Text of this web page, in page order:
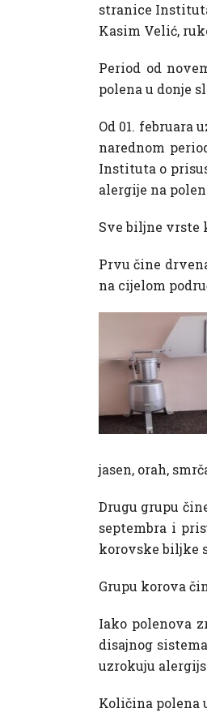
stranice
Kasim Velić,
Period od
polena u donje
Od 01. februara
narednom
Instituta o
alergije na
Sve biljne vrste
Prvu čine
na cijelom
jasen, orah,
Drugu grupu
septembra i
korovske biljke
Grupu korova
Iako polenova
disajnog
uzrokuju
Količina polena